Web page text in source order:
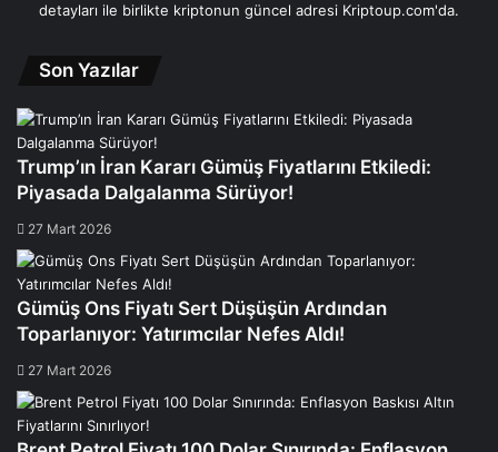
detayları ile birlikte kriptonun güncel adresi Kriptoup.com'da.
Son Yazılar
Trump’ın İran Kararı Gümüş Fiyatlarını Etkiledi:
Piyasada Dalgalanma Sürüyor!
27 Mart 2026
Gümüş Ons Fiyatı Sert Düşüşün Ardından
Toparlanıyor: Yatırımcılar Nefes Aldı!
27 Mart 2026